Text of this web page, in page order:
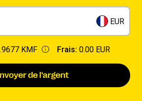
EUR
KMF Frais: 0.00 EUR
de l’argent